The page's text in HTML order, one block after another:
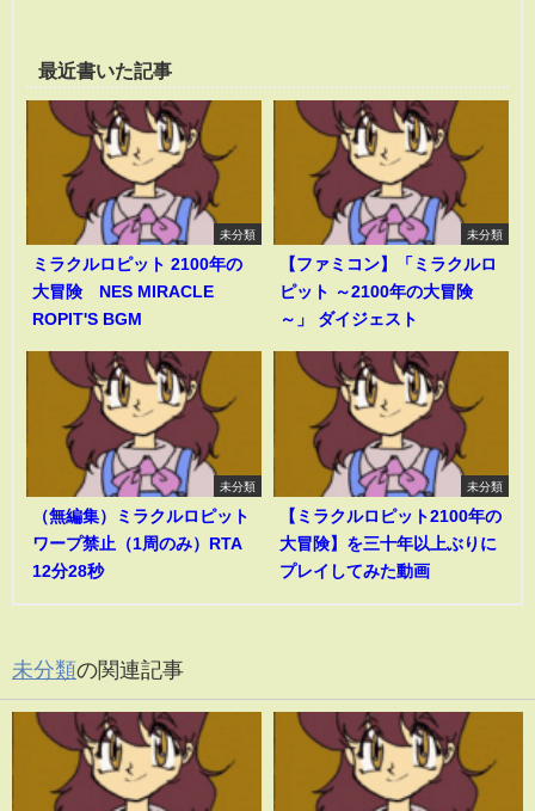
最近書いた記事
未分類
ミラクルロピット 2100年の
大冒険 NES MIRACLE
ROPIT'S BGM
未分類
【ファミコン】「ミラクルロ
ピット ～2100年の大冒険
～」 ダイジェスト
未分類
（無編集）ミラクルロピット
ワープ禁止（1周のみ）RTA
12分28秒
未分類
【ミラクルロピット2100年の
大冒険】を三十年以上ぶりに
プレイしてみた動画
未分類の関連記事